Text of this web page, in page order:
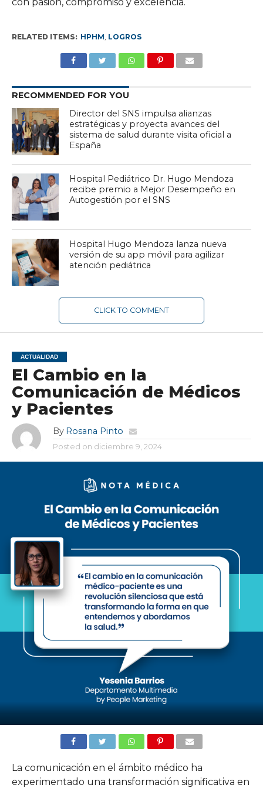
RELATED ITEMS: HPHM LOGROS
RECOMMENDED FOR YOU
Director del SNS impulsa alianzas
estratégicas y proyecta avances del
sistema de salud durante visita oficial a
España
Hospital Pediátrico Dr. Hugo Mendoza
recibe premio a Mejor Desempeño en
Autogestión por el SNS
Hospital Hugo Mendoza lanza nueva
versión de su app móvil para agilizar
atención pediátrica
CLICK TO COMMENT
ACTUALIDAD
El Cambio en la
Comunicación de Médicos
y Pacientes
By Rosana Pinto
Posted on diciembre 9, 2024
La comunicación en el ámbito médico ha
experimentado una transformación significativa en